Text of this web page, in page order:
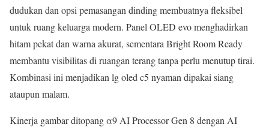
dudukan dan opsi pemasangan dinding membuatnya fleksibel
untuk ruang keluarga modern. Panel OLED evo menghadirkan
hitam pekat dan warna akurat, sementara Bright Room Ready
membantu visibilitas di ruangan terang tanpa perlu menutup tirai.
Kombinasi ini menjadikan lg oled c5 nyaman dipakai siang
ataupun malam.
Kinerja gambar ditopang α9 AI Processor Gen 8 dengan AI